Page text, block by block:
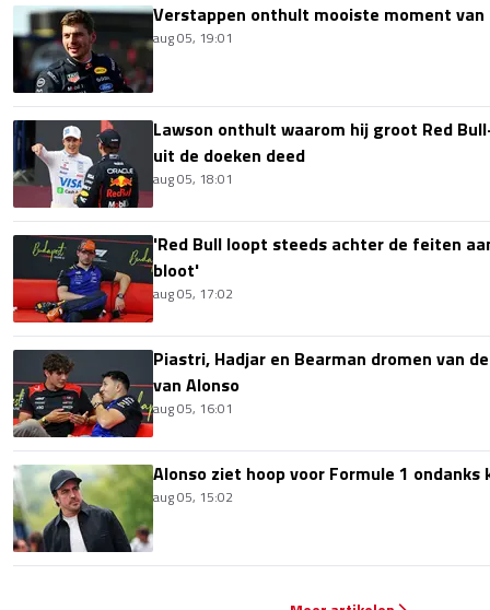
Verstappen onthult mooiste moment van
aug 05, 19:01
Lawson onthult waarom hij groot Red
uit de doeken deed
aug 05, 18:01
'Red Bull loopt steeds achter de feiten
bloot'
aug 05, 17:02
Piastri, Hadjar en Bearman dromen van
van Alonso
aug 05, 16:01
Alonso ziet hoop voor Formule 1
aug 05, 15:02